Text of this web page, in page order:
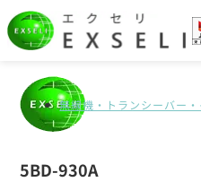
無線機・トランシーバー
5BD-930A